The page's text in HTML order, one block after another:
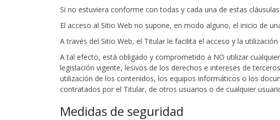
Si no estuviera conforme con todas y cada una de estas
El acceso al Sitio Web no supone, en modo alguno, el inicio de
A través del Sitio Web, el Titular le facilita el acceso y la
A tal efecto, está obligado y comprometido a NO utilizar
legislación vigente, lesivos de los derechos e intereses de
utilización de los contenidos, los equipos informáticos o los
contratados por el Titular, de otros usuarios o de cualquier
Medidas de seguridad